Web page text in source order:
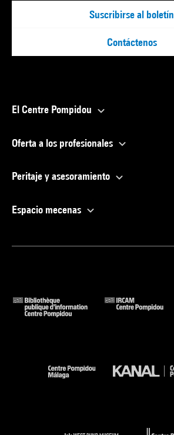
Suscribirse al boletín
Contáctenos
El Centre Pompidou
Oferta a los profesionales
Peritaje y asesoramiento
Espacio mecenas